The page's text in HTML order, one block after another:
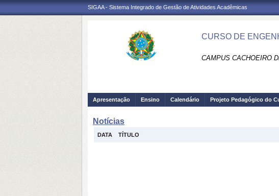
SIGAA - Sistema Integrado de Gestão de Atividades Acadêmicas
CURSO DE
CAMPUS CACHOEIRO
Apresentação Ensino Calendário Projeto Pedagógico do
Notícias
DATA TÍTULO